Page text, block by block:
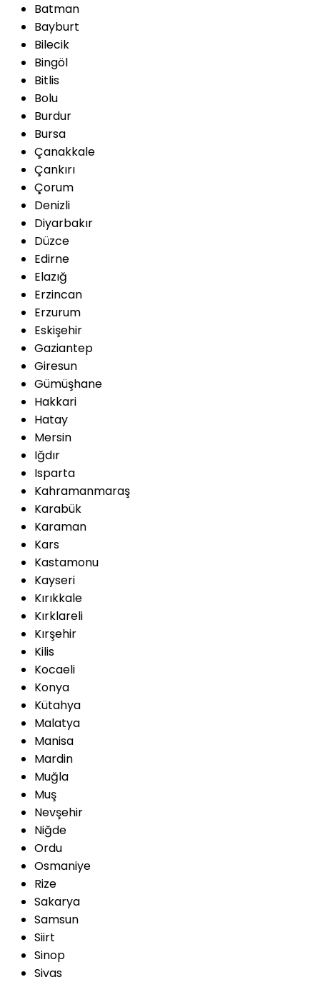
Batman
Bayburt
Bilecik
Bingöl
Bitlis
Bolu
Burdur
Bursa
Çanakkale
Çankırı
Çorum
Denizli
Diyarbakır
Düzce
Edirne
Elazığ
Erzincan
Erzurum
Eskişehir
Gaziantep
Giresun
Gümüşhane
Hakkari
Hatay
Mersin
Iğdır
Isparta
Kahramanmaraş
Karabük
Karaman
Kars
Kastamonu
Kayseri
Kırıkkale
Kırklareli
Kırşehir
Kilis
Kocaeli
Konya
Kütahya
Malatya
Manisa
Mardin
Muğla
Muş
Nevşehir
Niğde
Ordu
Osmaniye
Rize
Sakarya
Samsun
Siirt
Sinop
Sivas